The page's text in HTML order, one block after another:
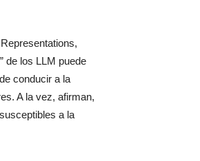
de los LLM puede
conducir a la
A la vez, afirman,
a la